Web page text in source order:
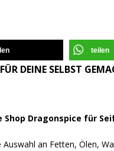
teilen
DEINE SELBST
Shop Dragonspice für
an Fetten, Ölen,